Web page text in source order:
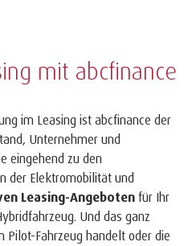
mit abcfinance
im Leasing ist abcfinance der
Unternehmer und
eingehend zu den
der Elektromobilität und
Leasing-Angeboten für Ihr
Und das ganz
Pilot-Fahrzeug handelt oder die